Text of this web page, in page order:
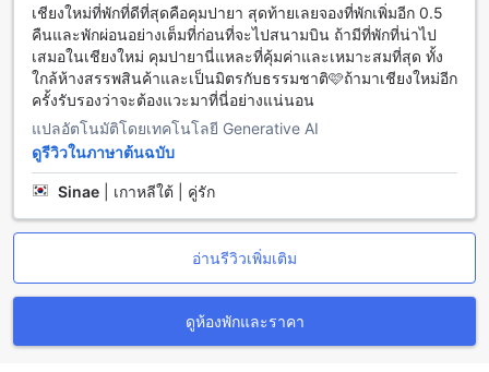
โดยขึ้นรถตู้ที่ชั้นมาตรฐานของสนามบิน และแจ้งชื่อและเวลา
เดินทางกับพนักงานบริการรถตู้
นอกจากนี้ หากคุณต้องการความสะดวกสบายและรวดเร็วมากขึ้น
คุณสามารถเช่ารถยนต์ที่สนามบินได้เลย และใช้เวลาเดินทาง
ประมาณ 1-1.5 ชั่วโมง โดยต้องขับรถเลี้ยวซ้ายไปทางถนน
เชียงใหม่-สันทรายเพื่อเดินทางไปยังคุ้มพญา รีสอร์ต แอนด์ สปา
บูทิก คอลเลกชัน
สถานที่ท่องเที่ยวและสถานที่สำคัญรอบ คุ้มพญา รีสอร์ต แอนด์
สปา บูทิก คอลเลกชัน
คุ้มพญา รีสอร์ต แอนด์ สปา บูทิก คอลเลกชัน ตั้งอยู่ในทำเลที่ยอด
สัมผัสกับธรรมชาติและสิ่งแวดล้อมที่เงียบสงบ ใกล้ๆ คุ้มพญา รี
สอร์ต แอนด์ สปา บูทิก คอลเลกชัน มีสถานที่ท่องเที่ยวหลากหลาย
ที่น่าสนใจ เช่น สนามเด็กเล่นบ้านพิมุข ซึ่งเป็นสถานที่สำหรับ
เชียงใหม่ที่พักที่ดีที่สุดคือคุมปายา สุดท้ายเลยจองที่พักเพิ่มอีก 0.5
คืนและพักผ่อนอย่างเต็มที่ก่อนที่จะไปสนามบิน ถ้ามีที่พักที่น่าไป
เสมอในเชียงใหม่ คุมปายานี่แหละที่คุ้มค่าและเหมาะสมที่สุด ทั้ง
ใกล้ห้างสรรพสินค้าและเป็นมิตรกับธรรมชาติ🩷ถ้ามาเชียงใหม่อีก
ครั้งรับรองว่าจะต้องแวะมาที่นี่อย่างแน่นอน
แปลอัตโนมัติโดยเทคโนโลยี Generative AI
ดูรีวิวในภาษาต้นฉบับ
Sinae เกาหลีใต้ | คู่รัก
อ่านรีวิวเพิ่มเติม
ดูห้องพักและราคา